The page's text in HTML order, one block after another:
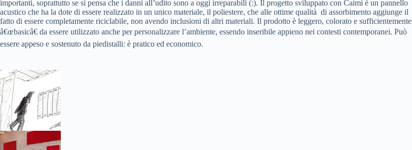
importanti, soprattutto se si pensa che i danni all’udito sono a oggi irreparabili (:). Il progetto sviluppato con Caimi è un pannello
acustico che ha la dote di essere realizzato in un unico materiale, il poliestere, che alle ottime qualità di assorbimento aggiunge il
fatto di essere completamente riciclabile, non avendo inclusioni di altri materiali. Il prodotto è leggero, colorato e sufficientemente
â€œbasicâ€ da essere utilizzato anche per personalizzare l’ambiente, essendo inseribile appieno nei contesti contemporanei. Può
essere appeso e sostenuto da piedistalli: è pratico ed economico.